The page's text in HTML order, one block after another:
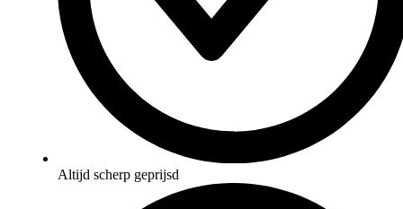
Altijd scherp geprijsd